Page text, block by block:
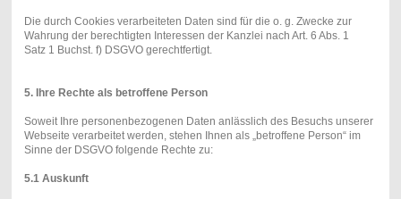
Die durch Cookies verarbeiteten Daten sind für die o. g. Zwecke zur
Wahrung der berechtigten Interessen der Kanzlei nach Art. 6 Abs. 1
Satz 1 Buchst. f) DSGVO gerechtfertigt.
5. Ihre Rechte als betroffene Person
Soweit Ihre personenbezogenen Daten anlässlich des Besuchs unserer
Webseite verarbeitet werden, stehen Ihnen als „betroffene Person“ im
Sinne der DSGVO folgende Rechte zu:
5.1 Auskunft